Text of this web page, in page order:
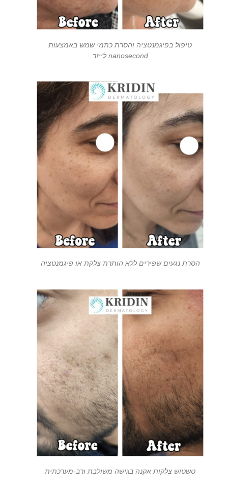
טיפול בפיגמנטציה והסרת כתמי שמש באמצעות
nanosecond לייזר
הסרת נגעים שפירים ללא הותרת צלקת או פיגמנטציה
טשטוש צלקות אקנה בגישה משולבת ורב-מערכתית